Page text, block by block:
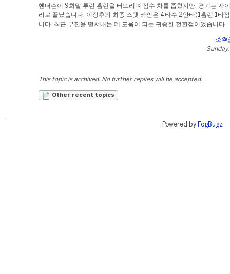
헨더슨이 9회말 투런 홈런을 터뜨리며 점수 차를 좁혔지만, 경기는 자
리로 끝났습니다. 이정후의 최종 스탯 라인은 4타수 2안타(1홈런 1타
니다. 최근 부진을 떨쳐내는 데 도움이 되는 귀중한 전환점이었습니다.
소액
This topic is archived. No further replies will be accepted.
Other recent topics
Powered by FogBugz